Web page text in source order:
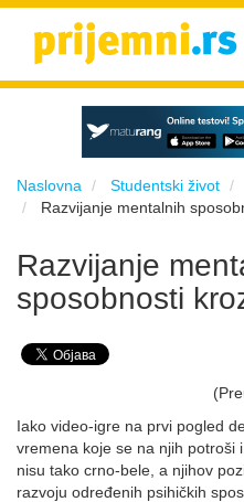
Naslovna Studentski život
Razvijanje mentalnih
Razvijanje
sposobnosti
Iako video-igre na prvi pogled
vremena koje se na njih potroši
nisu tako crno-bele, a njihov
razvoju određenih psihičkih